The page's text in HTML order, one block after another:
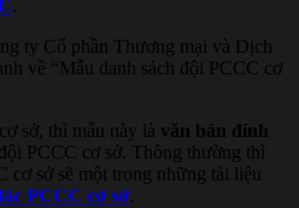
ty Cổ phần Thương mại và Dịch
về “Mẫu danh sách đội PCCC cơ
sở, thì mẫu này là văn bản đính
PCCC cơ sở. Thông thường thì
sở sẽ một trong những tài liệu
PCCC cơ sở